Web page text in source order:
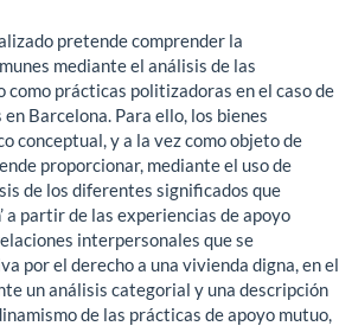
pretende comprender la
mediante el análisis de las
como prácticas politizadoras en el caso de
Barcelona. Para ello, los bienes
conceptual, y a la vez como objeto de
proporcionar, mediante el uso de
de los diferentes significados que
a partir de las experiencias de apoyo
interpersonales que se
por el derecho a una vivienda digna, en el
un análisis categorial y una descripción
de las prácticas de apoyo mutuo,